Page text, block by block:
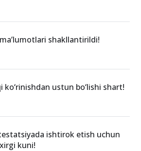
shakllantirildi!
ko‘rinishdan ustun bo‘lishi shart!
ishtirok etish uchun
kuni!